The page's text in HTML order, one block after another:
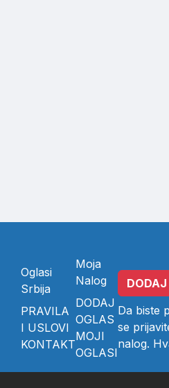
Oglasi
Srbija
PRAVILA
I USLOVI
KONTAKT
Moja
Nalog
DODAJ
OGLAS
MOJI
OGLASI
Da biste
se
nalog.